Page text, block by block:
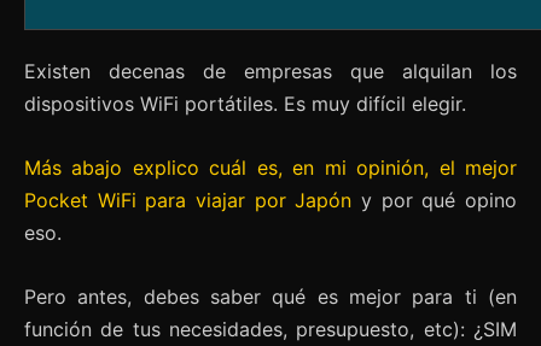
Existen decenas de empresas que alquilan los
dispositivos WiFi portátiles. Es muy difícil elegir.
Más abajo explico cuál es, en mi opinión, el mejor
Pocket WiFi para viajar por Japón y por qué opino
eso.
Pero antes, debes saber qué es mejor para ti (en
función de tus necesidades, presupuesto, etc): ¿SIM